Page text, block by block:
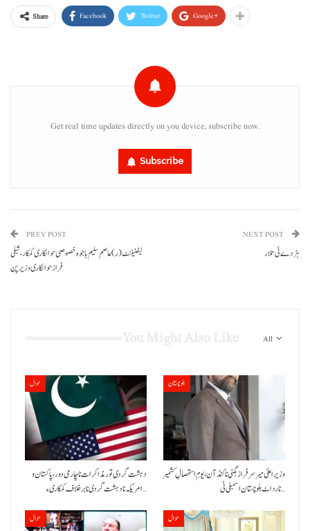
Share Facebook Twitter Google+
Get real time updates directly on you device, subscribe now.
Subscribe
PREV POST
لیفٹیننٹ (ر) عاصم سلیم باجوہ خصوصی حوالکاری کمکار،شبلی
فراز حوالکاری وزیر پن
NEXT POST
ہڑدے ئی تلار
All
حوال
دہشت گردی تور مذاکرات نا چارمی دور،پاکستان و
امریکہ نا دہشت گردی نا برخلاف کمکاری ءِ…
بلوچستان
وزیراعلیٰ میر سرفراز بگٹی نا کنڈ آن،یومِ استحصالِ کشمیر
نا رد اٹ بلوچستان اسمبلی ٹی…
حوال حوال